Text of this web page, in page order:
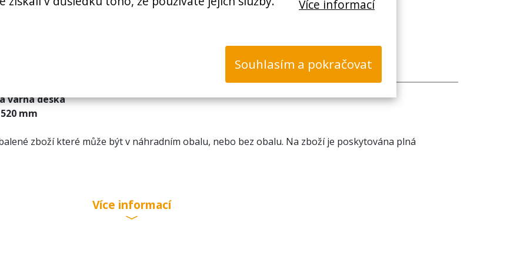
Více informací
Souhlasím a pokračovat
varná deska
mm
zboží které může být v náhradním obalu, nebo bez obalu. Na zboží je poskytována plná
zóna – je možné položit nádobu libovolně
zóna – je možné položit nádobu libovolně
Více informací